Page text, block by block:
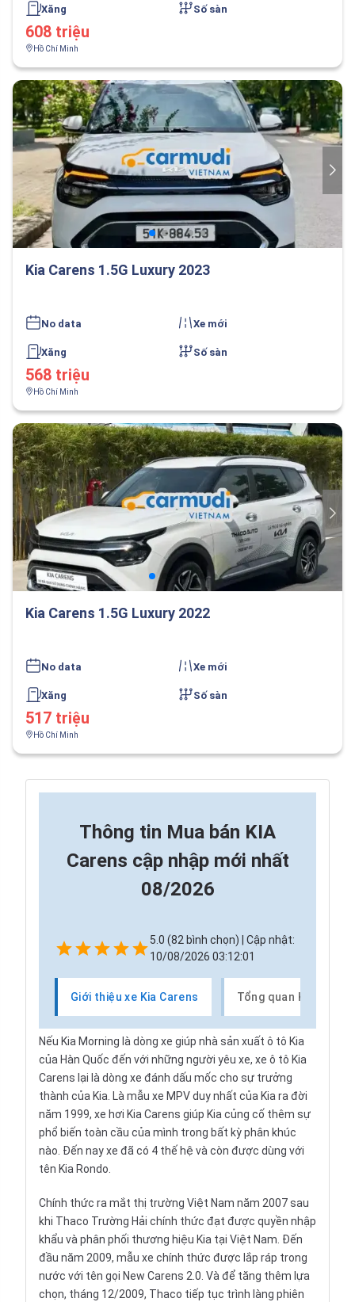
Xăng Số sàn
608 triệu
Hồ Chí Minh
Kia Carens 1.5G Luxury 2023
No data Xe mới
Xăng Số sàn
568 triệu
Hồ Chí Minh
Kia Carens 1.5G Luxury 2022
No data Xe mới
Xăng Số sàn
517 triệu
Hồ Chí Minh
Thông tin Mua bán KIA
Carens cập nhập mới nhất
08/2026
5.0 (82 bình chọn) | Cập nhật:
10/08/2026 03:12:01
Giới thiệu xe Kia Carens Tổng quan Kia
Nếu Kia Morning là dòng xe giúp nhà sản xuất ô tô Kia
của Hàn Quốc đến với những người yêu xe, xe ô tô Kia
Carens lại là dòng xe đánh dấu mốc cho sự trưởng
thành của Kia. Là mẫu xe MPV duy nhất của Kia ra đời
năm 1999, xe hơi Kia Carens giúp Kia củng cố thêm sự
phổ biến toàn cầu của mình trong bất kỳ phân khúc
nào. Đến nay xe đã có 4 thế hệ và còn được dùng với
tên Kia Rondo.
Chính thức ra mắt thị trường Việt Nam năm 2007 sau
khi Thaco Trường Hải chính thức đạt được quyền nhập
khẩu và phân phối thương hiệu Kia tại Việt Nam. Đến
đầu năm 2009, mẫu xe chính thức được lắp ráp trong
nước với tên gọi New Carens 2.0. Và để tăng thêm lựa
chọn, tháng 12/2009, Thaco tiếp tục trình làng phiên